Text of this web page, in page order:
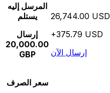
المرسل إليه
يستلم
إرسال
20,000.00
GBP
26,744.00 USD
+375.79 USD
إرسال الآن
سعر الصرف